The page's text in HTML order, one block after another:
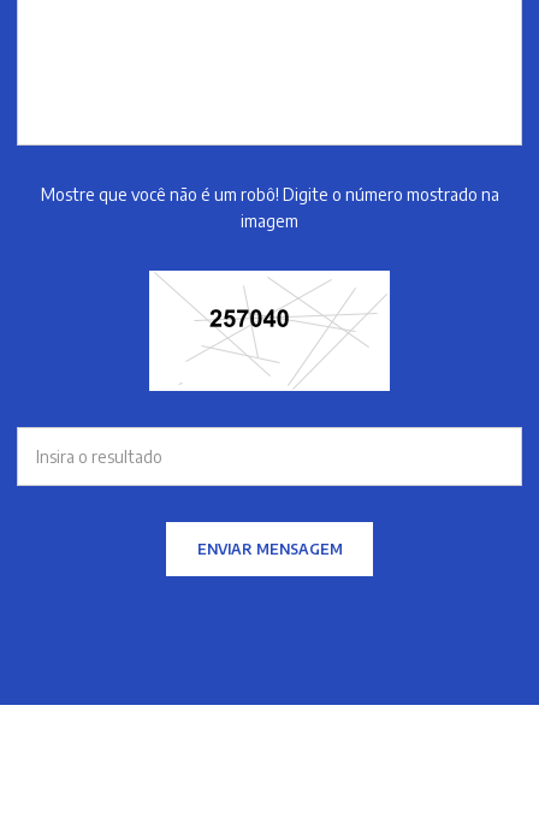
Mostre que você não é um robô! Digite o número mostrado na
imagem
ENVIAR MENSAGEM